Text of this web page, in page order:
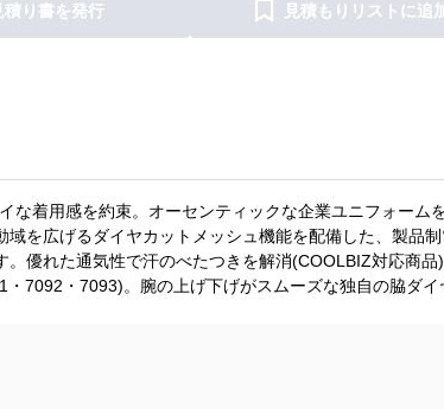
積り書を発行 見積もりリストに追
な着用感を約束。オーセンティックな企業ユニフォーム
を広げるダイヤカットメッシュ機能を配備した、製品
優れた通気性で汗のべたつきを解消(COOLBIZ対応商品
7092・7093)。腕の上げ下げがスムーズな独自の脇ダイ